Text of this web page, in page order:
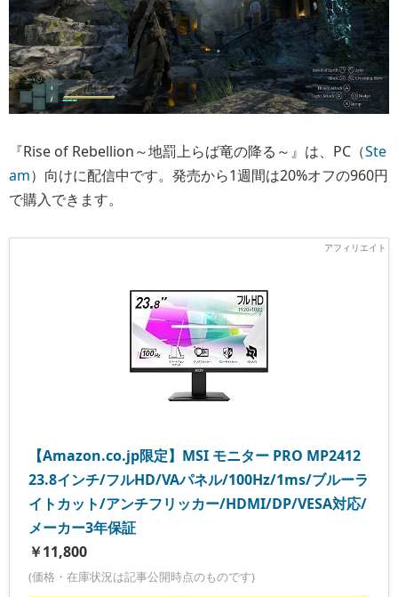
『Rise of Rebellion～地罰上らば竜の降る～』は、PC（Ste
am）向けに配信中です。発売から1週間は20%オフの960円
で購入できます。
【Amazon.co.jp限定】MSI モニター PRO MP2412
23.8インチ/フルHD/VAパネル/100Hz/1ms/ブルーラ
イトカット/アンチフリッカー/HDMI/DP/VESA対応/
メーカー3年保証
￥11,800
(価格・在庫状況は記事公開時点のものです)